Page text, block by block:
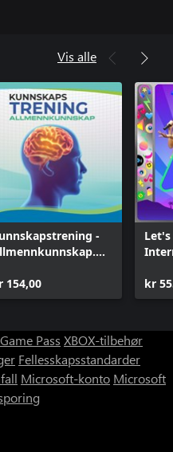
Vis alle
-
154,00
kr
Pass XBOX-tilbehør
Fellesskapsstandarder
Microsoft-konto Microsoft